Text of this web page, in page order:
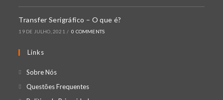
Transfer Serigráfico – O que é?
19 DE JULHO, 2021 / 0 COMMENTS
Links
Sobre NósOpens
in
Questões FrequentesOpens